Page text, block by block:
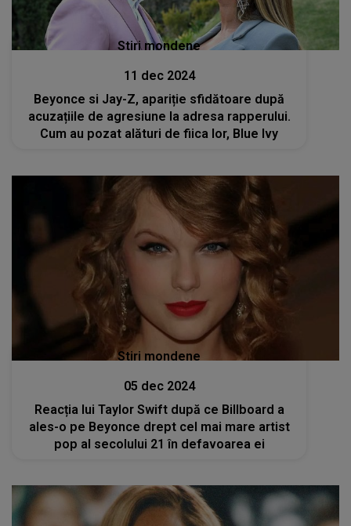
Stiri mondene
11 dec 2024
Beyonce si Jay-Z, apariție sfidătoare după
acuzațiile de agresiune la adresa rapperului.
Cum au pozat alături de fiica lor, Blue Ivy
Stiri mondene
05 dec 2024
Reacția lui Taylor Swift după ce Billboard a
ales-o pe Beyonce drept cel mai mare artist
pop al secolului 21 în defavoarea ei